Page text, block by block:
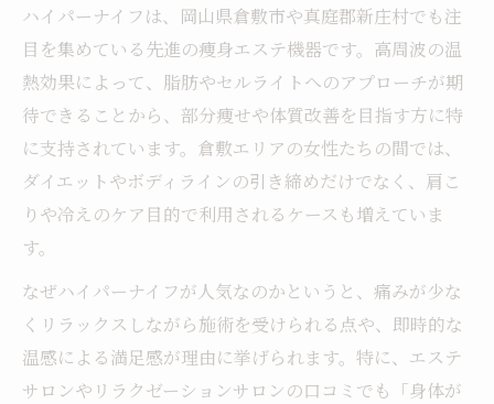
ハイパーナイフは、岡山県倉敷市や真庭郡新庄村でも注
目を集めている先進の痩身エステ機器です。高周波の温
熱効果によって、脂肪やセルライトへのアプローチが期
待できることから、部分痩せや体質改善を目指す方に特
に支持されています。倉敷エリアの女性たちの間では、
ダイエットやボディラインの引き締めだけでなく、肩こ
りや冷えのケア目的で利用されるケースも増えていま
す。
なぜハイパーナイフが人気なのかというと、痛みが少な
くリラックスしながら施術を受けられる点や、即時的な
温感による満足感が理由に挙げられます。特に、エステ
サロンやリラクゼーションサロンの口コミでも「身体が